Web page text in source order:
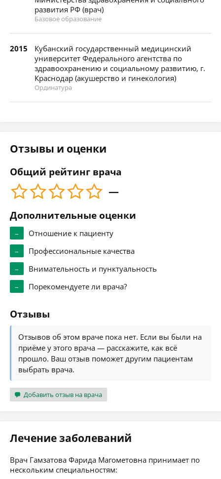
развития РФ (врач)
Базовое образование
2015
Кубанский государственный медицинский
университет Федерального агентства по
здравоохранению и социальному развитию, г.
Краснодар (акушерство и гинекология)
Ординатура
Отзывы и оценки
Общий рейтинг врача
—
Дополнительные оценки
–
Отношение к пациенту
–
Профессиональные качества
–
Внимательность и пунктуальность
–
Порекомендуете ли врача?
Отзывы
Отзывов об этом враче пока нет. Если вы были на
приёме у этого врача — расскажите, как всё
прошло. Ваш отзыв поможет другим пациентам
выбрать врача.
Добавить отзыв на врача
Лечение заболеваний
Врач Гамзатова Фарида Магометовна принимает по
нескольким специальностям: